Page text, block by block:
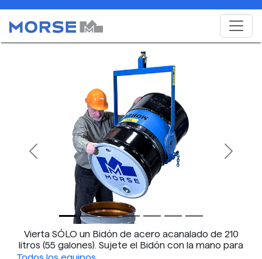
Vierta SÓLO un Bidón de acero acanalado de 210
litros (55 galones). Sujete el Bidón con la mano para
Previous Next